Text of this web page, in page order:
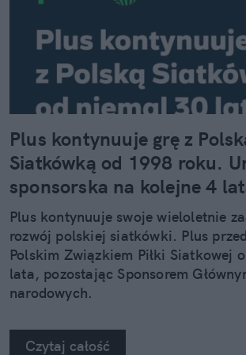
Plus kontynuuje grę z
Siatkówką od 1998 roku.
sponsorska na kolejne 4
Plus kontynuuje swoje wieloletnie
rozwój polskiej siatkówki. Plus
Polskim Związkiem Piłki Siatkowej
lata, pozostając Sponsorem
narodowych.
Czytaj całość